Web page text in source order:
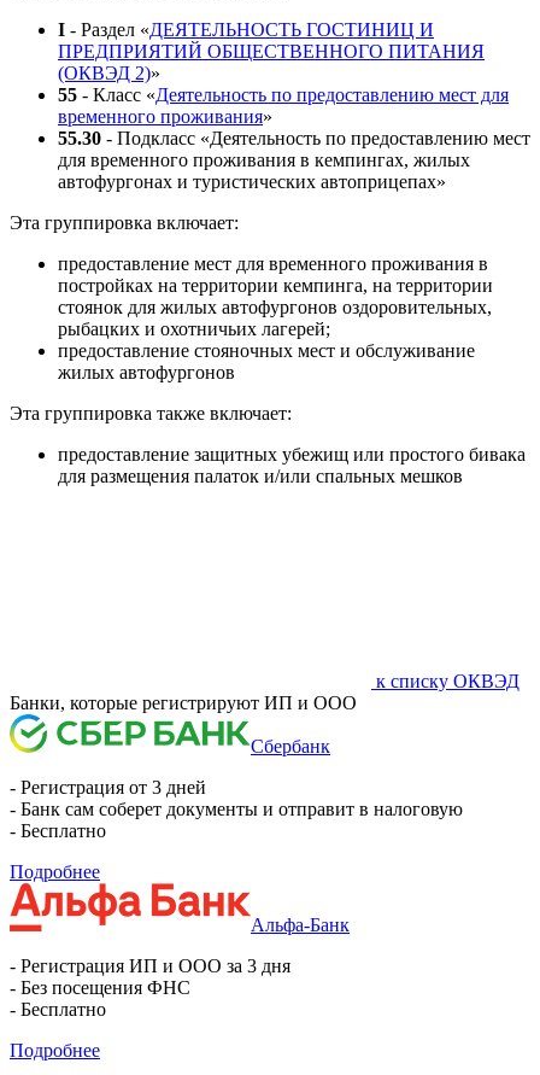
I - Раздел «ДЕЯТЕЛЬНОСТЬ ГОСТИНИЦ И
ПРЕДПРИЯТИЙ ОБЩЕСТВЕННОГО ПИТАНИЯ
(ОКВЭД 2)»
55 - Класс «Деятельность по предоставлению мест для
временного проживания»
55.30 - Подкласс «Деятельность по предоставлению мест
для временного проживания в кемпингах, жилых
автофургонах и туристических автоприцепах»
Эта группировка включает:
предоставление мест для временного проживания в
постройках на территории кемпинга, на территории
стоянок для жилых автофургонов оздоровительных,
рыбацких и охотничьих лагерей;
предоставление стояночных мест и обслуживание
жилых автофургонов
Эта группировка также включает:
предоставление защитных убежищ или простого бивака
для размещения палаток и/или спальных мешков
к списку ОКВЭД
Банки, которые регистрируют ИП и ООО
Сбербанк
- Регистрация от 3 дней
- Банк сам соберет документы и отправит в налоговую
- Бесплатно
Подробнее
Альфа-Банк
- Регистрация ИП и ООО за 3 дня
- Без посещения ФНС
- Бесплатно
Подробнее